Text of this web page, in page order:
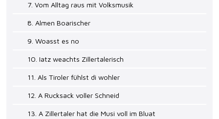
7. Vom Alltag raus mit Volksmusik
8. Almen Boarischer
9. Woasst es no
10. Iatz weachts Zillertalerisch
11. Als Tiroler fühlst di wohler
12. A Rucksack voller Schneid
13. A Zillertaler hat die Musi voll im Bluat